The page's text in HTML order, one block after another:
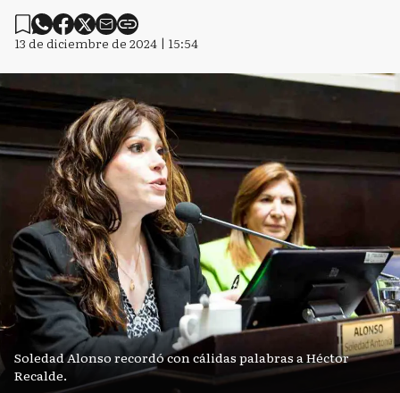
13 de diciembre de 2024 | 15:54
Soledad Alonso recordó con cálidas palabras a Héctor
Recalde.